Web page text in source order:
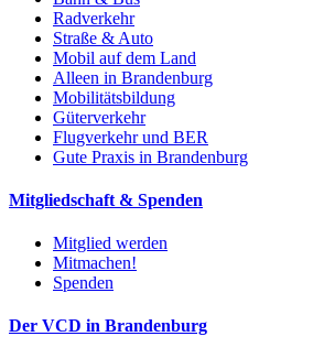
Radverkehr
Straße & Auto
Mobil auf dem Land
Alleen in Brandenburg
Mobilitätsbildung
Güterverkehr
Flugverkehr und BER
Gute Praxis in Brandenburg
Mitgliedschaft & Spenden
Mitglied werden
Mitmachen!
Spenden
Der VCD in Brandenburg